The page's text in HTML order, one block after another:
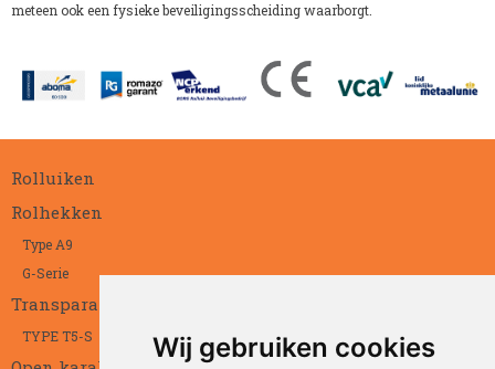
Wij gebruiken cookies
meteen ook een fysieke beveiligingsscheiding waarborgt.
Rolluiken
Rolhekken
Type A9
G-Serie
Transparant
TYPE T5-S